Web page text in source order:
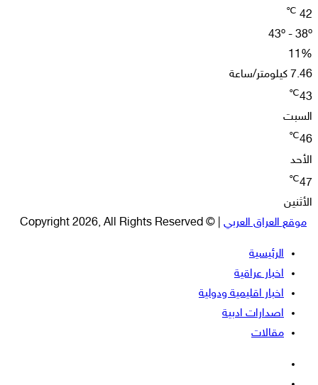
42
℃
43º - 38º
11%
7.46 كيلومتر/ساعة
43
℃
السبت
46
℃
الأحد
47
℃
الأثنين
موقع العراق العربي | © Copyright 2026, All Rights Reserved
الرئيسية
اخبار عراقية
اخبار اقليمية ودولية
اصدارات ادبية
مقالات